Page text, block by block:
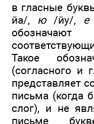
в гласные
йа/, ю/йу/, е
Такое
(согласного и
представляет
письма (когда
слог), и не
письме